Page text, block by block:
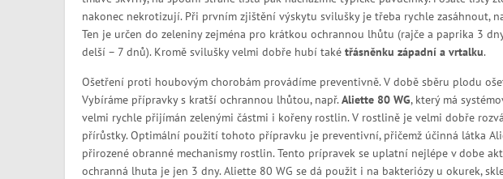
nakonec nekrotizují. Při prvním zjištění výskytu svilušky je třeba rychle zasáhnout,
Ten je určen do zeleniny zejména pro krátkou ochrannou lhůtu (rajče a paprika 3
delší – 7 dnů). Kromě svilušky velmi dobře hubí také třásněnku západní a vrtalku.
Ošetření proti houbovým chorobám provádíme preventivně. V době sběru plodu
Vybíráme přípravky s kratší ochrannou lhůtou, např.Aliette 80 WG, který má
velmi rychle přijímán zelenými částmi i kořeny rostlin. V rostlině je velmi dobře
přírůstky. Optimální použití tohoto přípravku je preventivní, přičemž účinná látka
přirozené obranné mechanismy rostlin. Tento prípravek se uplatní nejlépe v dobe
ochranná lhuta je jen 3 dny. Aliette 80 WG se dá použit i na bakteriózy u okurek,